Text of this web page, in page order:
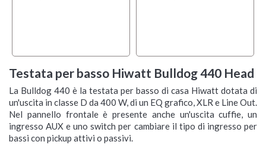
Testata per basso Hiwatt Bulldog 440 Head
La Bulldog 440 è la testata per basso di casa Hiwatt dotata di
un'uscita in classe D da 400 W, di un EQ grafico, XLR e Line Out.
Nel pannello frontale è presente anche un'uscita cuffie, un
ingresso AUX e uno switch per cambiare il tipo di ingresso per
bassi con pickup attivi o passivi.